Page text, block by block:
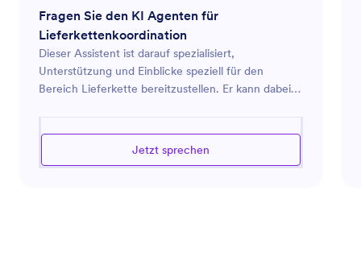
Fragen Sie den KI Agenten für
Lieferkettenkoordination
Dieser Assistent ist darauf spezialisiert,
Unterstützung und Einblicke speziell für den
Bereich Lieferkette bereitzustellen. Er kann dabei
Ihrer gesamten Lieferkette zu steigern. Egal, ob Sie
Ihre Abläufe optimieren, Lieferanten verwalten
Jetzt sprechen